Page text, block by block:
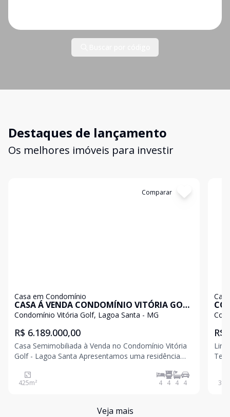
Destaques de lançamento
Os melhores imóveis para investir
Comparar
Casa em Condomínio
CASA Á VENDA CONDOMÍNIO VITÓRIA GOLF
EM LAGOA SANTA
Condomínio Vitória Golf, Lagoa Santa - MG
R$ 6.189.000,00
Casa Semimobiliada à Venda no Condomínio Vitória
Golf - Lagoa Santa Apresentamos uma residência
um dos condomínios mais valorizados de Lagoa
Santa. Semimobiliada e pronta para morar, esta casa
425m² 4 4 4 4
R$
359
Veja mais